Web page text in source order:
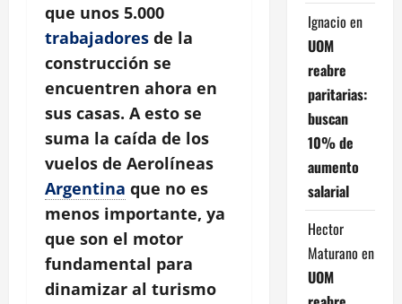
que unos 5.000
trabajadores de la
construcción se
encuentren ahora en
sus casas. A esto se
suma la caída de los
vuelos de Aerolíneas
Argentina que no es
menos importante, ya
que son el motor
fundamental para
dinamizar al turismo
Ignacio en
UOM
reabre
paritarias:
buscan
10% de
aumento
salarial
Hector
Maturano en
UOM